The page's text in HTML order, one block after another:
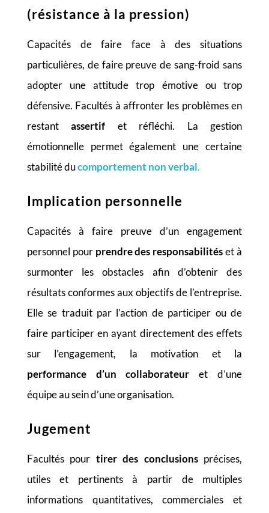
(résistance à la pression)
Capacités de faire face à des situations
particulières, de faire preuve de sang-froid sans
adopter une attitude trop émotive ou trop
défensive. Facultés à affronter les problèmes en
restantassertif et réfléchi. La gestion
émotionnelle permet également une certaine
stabilité ducomportement non verbal.
Implication personnelle
Capacités à faire preuve d’un engagement
personnel pour prendre des responsabilitéset à
surmonter les obstacles afin d’obtenir des
résultats conformes aux objectifs de l’entreprise.
Elle se traduit par l’action de participer ou de
faire participer en ayant directement des effets
sur l’engagement, la motivation et la
performance d’un collaborateur et d’une
équipe au sein d’une organisation.
Jugement
Facultés pour tirer des conclusionsprécises,
utiles et pertinents à partir de multiples
informations quantitatives, commerciales et